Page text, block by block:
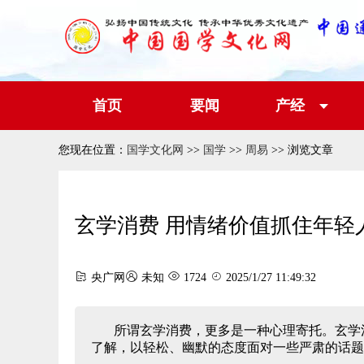
首页 要闻 产经
您现在位置： 国学文化网 >> 国学 >> 周易 >> 浏览文章
玄学消费 用情绪价值抓住年轻
央广网 未知 1724 2025/1/27 11:49:32
所谓玄学消费，更多是一种心理寄托。玄
了解，以轻松、幽默的态度面对一些严肃的话